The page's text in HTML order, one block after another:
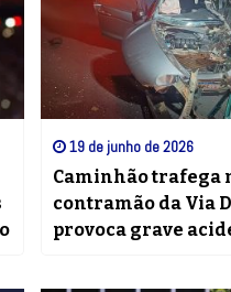
19 de junho de 2026
Caminhão trafega
contramão da Via
provoca grave